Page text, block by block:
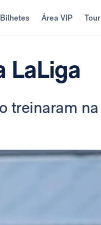
Bilhetes Área VIP Tour
LaLiga
treinaram na